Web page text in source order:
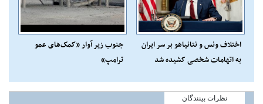
اختلاف ونس و نتانیاهو بر سر ایران
به اتهامات شخصی کشیده شد
جنوب زیر آوار «کمک‌های عمو
ترامپ»
نظرات بینندگان